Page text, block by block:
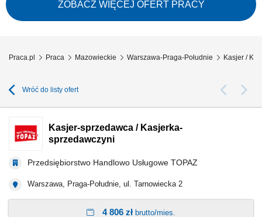
(obsługa kasy fiskalnej), zwrotów z uwzględnieniem różnych form
finansowania; obsługa reklamacji i zapewnienie prawidłowego obiegu
dokumentów;...
ZOBACZ WIĘCEJ OFERT PRACY
Praca.pl Praca Mazowieckie Warszawa-Praga-Południe Kasjer /
Wróć do listy ofert
Kasjer-sprzedawca / Kasjerka-
sprzedawczyni
Przedsiębiorstwo Handlowo Usługowe TOPAZ
Warszawa, Praga-Południe, ul. Tarnowiecka 2
4 806 zł brutto/mies.